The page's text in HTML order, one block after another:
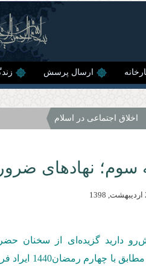
ارسال پرسش
اخلاق اجتماعی در اسلام
نهادهای
دارید گزیده‌ای از سخنان
، مطابق